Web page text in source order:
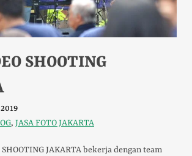
SHOOTING
, JASA FOTO JAKARTA
SHOOTING JAKARTA bekerja dengan team